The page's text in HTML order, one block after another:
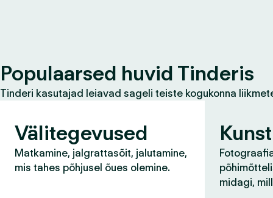
Populaarsed huvid Tinderis
Tinderi kasutajad leiavad sageli teiste kogukonna
Välitegevused
Matkamine, jalgrattasõit, jalutamine,
mis tahes põhjusel õues olemine.
midagi,